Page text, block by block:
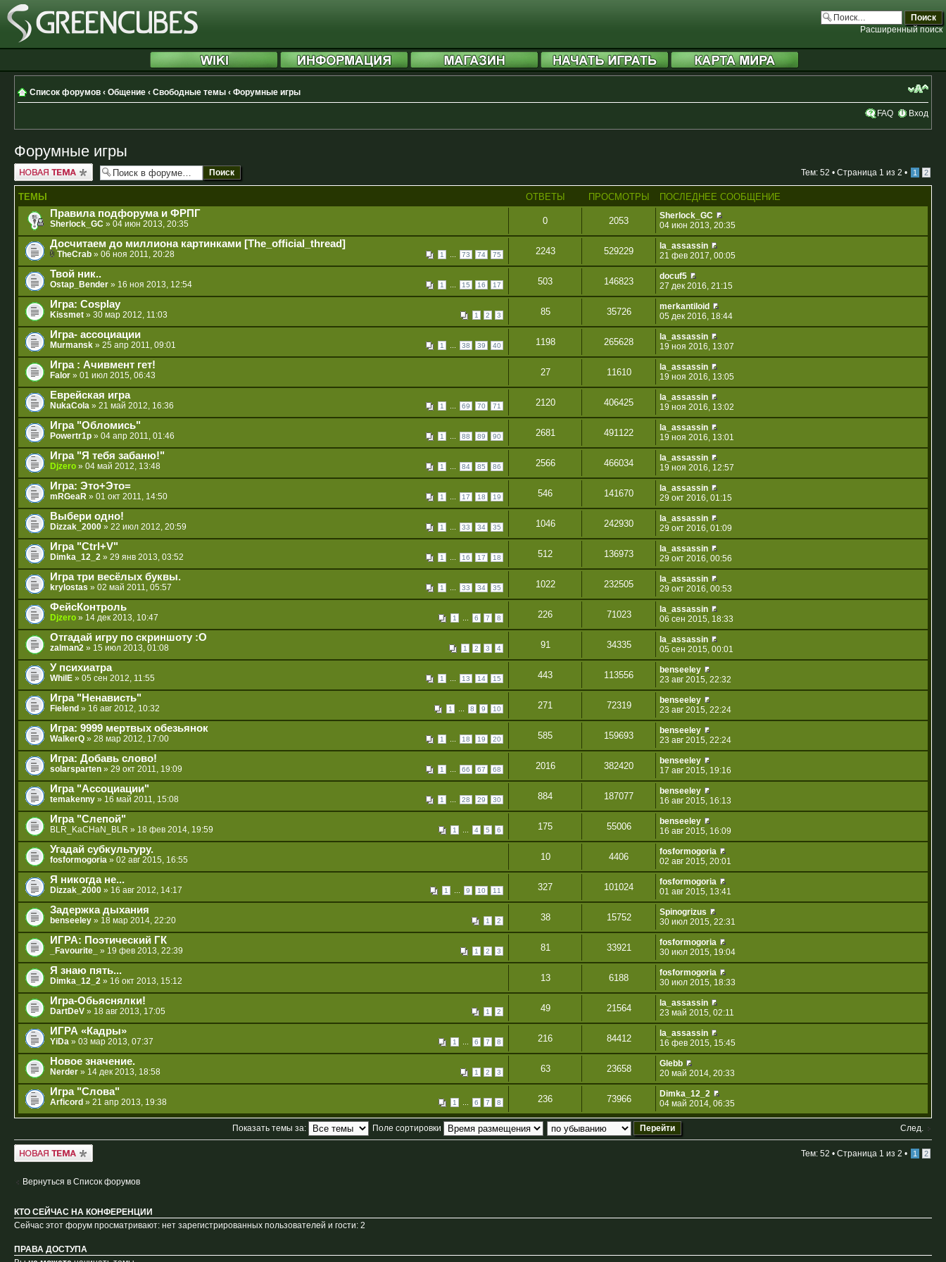
Расширенный поиск
Список форумов ‹ Общение ‹ Свободные темы ‹ Форумные игры
FAQ Вход
Форумные игры
Новая тема Тем: 52 • Страница 1 из 2 • 1 2
ТЕМЫ ОТВЕТЫ ПРОСМОТРЫ ПОСЛЕДНЕЕ СООБЩЕНИЕ
Правила подфорума и ФРПГ
Sherlock_GC » 04 июн 2013, 20:35 0 2053
Sherlock_GC
04 июн 2013, 20:35
Досчитаем до миллиона картинками [The_official_thread]
1 73 74 75
TheCrab » 06 ноя 2011, 20:28 2243 529229
la_assassin
21 фев 2017, 00:05
Твой ник..
1 15 16 17
Ostap_Bender » 16 ноя 2013, 12:54 503 146823
docuf5
27 дек 2016, 21:15
Игра: Cosplay
1 2 3
Kissmet » 30 мар 2012, 11:03 85 35726
merkantiloid
05 дек 2016, 18:44
Игра- ассоциации
1 38 39 40
Murmansk » 25 апр 2011, 09:01 1198 265628
la_assassin
19 ноя 2016, 13:07
Игра : Ачивмент гет!
Falor » 01 июл 2015, 06:43 27 11610
la_assassin
19 ноя 2016, 13:05
Еврейская игра
1 69 70 71
NukaCola » 21 май 2012, 16:36 2120 406425
la_assassin
19 ноя 2016, 13:02
Игра "Обломись"
1 88 89 90
Powertr1p » 04 апр 2011, 01:46 2681 491122
la_assassin
19 ноя 2016, 13:01
Игра "Я тебя забаню!"
1 84 85 86
Djzero » 04 май 2012, 13:48 2566 466034
la_assassin
19 ноя 2016, 12:57
Игра: Это+Это=
1 17 18 19
mRGeaR » 01 окт 2011, 14:50 546 141670
la_assassin
29 окт 2016, 01:15
Выбери одно!
1 33 34 35
Dizzak_2000 » 22 июл 2012, 20:59 1046 242930
la_assassin
29 окт 2016, 01:09
Игра "Ctrl+V"
1 16 17 18
Dimka_12_2 » 29 янв 2013, 03:52 512 136973
la_assassin
29 окт 2016, 00:56
Игра три весёлых буквы.
1 33 34 35
krylostas » 02 май 2011, 05:57 1022 232505
la_assassin
29 окт 2016, 00:53
ФейсКонтроль
1 6 7 8
Djzero » 14 дек 2013, 10:47 226 71023
la_assassin
06 сен 2015, 18:33
Отгадай игру по скриншоту :O
1 2 3 4
zalman2 » 15 июл 2013, 01:08 91 34335
la_assassin
05 сен 2015, 00:01
У психиатра
1 13 14 15
WhilE » 05 сен 2012, 11:55 443 113556
benseeley
23 авг 2015, 22:32
Игра "Ненависть"
1 8 9 10
Fielend » 16 авг 2012, 10:32 271 72319
benseeley
23 авг 2015, 22:24
Игра: 9999 мертвых обезьянок
1 18 19 20
WalkerQ » 28 мар 2012, 17:00 585 159693
benseeley
23 авг 2015, 22:24
Игра: Добавь слово!
1 66 67 68
solarsparten » 29 окт 2011, 19:09 2016 382420
benseeley
17 авг 2015, 19:16
Игра "Ассоциации"
1 28 29 30
temakenny » 16 май 2011, 15:08 884 187077
benseeley
16 авг 2015, 16:13
Игра "Слепой"
1 4 5 6
BLR_KaCHaN_BLR » 18 фев 2014, 19:59 175 55006
benseeley
16 авг 2015, 16:09
Угадай субкультуру.
fosformogoria » 02 авг 2015, 16:55 10 4406
fosformogoria
02 авг 2015, 20:01
Я никогда не...
1 9 10 11
Dizzak_2000 » 16 авг 2012, 14:17 327 101024
fosformogoria
01 авг 2015, 13:41
Задержка дыхания
1 2
benseeley » 18 мар 2014, 22:20 38 15752
Spinogrizus
30 июл 2015, 22:31
ИГРА: Поэтический ГК
1 2 3
_Favourite_ » 19 фев 2013, 22:39 81 33921
fosformogoria
30 июл 2015, 19:04
Я знаю пять...
Dimka_12_2 » 16 окт 2013, 15:12 13 6188
fosformogoria
30 июл 2015, 18:33
Игра-Обьяснялки!
1 2
DartDeV » 18 авг 2013, 17:05 49 21564
la_assassin
23 май 2015, 02:11
ИГРА «Кадры»
1 6 7 8
YiDa » 03 мар 2013, 07:37 216 84412
la_assassin
16 фев 2015, 15:45
Новое значение.
1 2 3
Nerder » 14 дек 2013, 18:58 63 23658
Glebb
20 май 2014, 20:33
Игра "Слова"
1 6 7 8
Arficord » 21 апр 2013, 19:38 236 73966
Dimka_12_2
04 май 2014, 06:35
След.
Показать темы за: Поле сортировки
Новая тема Тем: 52 • Страница 1 из 2 • 1 2
Вернуться в Список форумов
КТО СЕЙЧАС НА КОНФЕРЕНЦИИ
Сейчас этот форум просматривают: нет зарегистрированных пользователей и гости: 2
ПРАВА ДОСТУПА